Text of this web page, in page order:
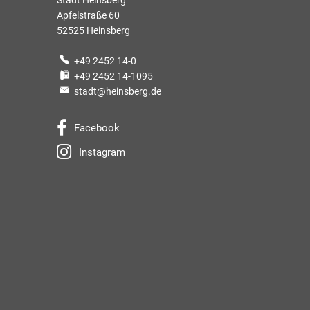
Apfelstraße 60
52525 Heinsberg
+49 2452 14-0
+49 2452 14-1095
stadt@heinsberg.de
Facebook
Instagram